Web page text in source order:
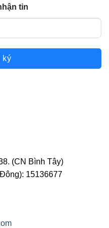
tin
ký
(CN Bình Tây)
15136677